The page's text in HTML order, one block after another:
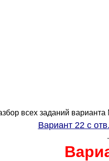
всех заданий
Вариант 22 с
.